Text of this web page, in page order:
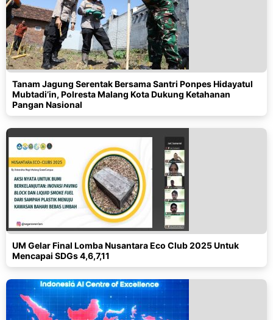
Tanam Jagung Serentak Bersama Santri Ponpes Hidayatul
Mubtadi’in, Polresta Malang Kota Dukung Ketahanan
Pangan Nasional
UM Gelar Final Lomba Nusantara Eco Club 2025 Untuk
Mencapai SDGs 4,6,7,11